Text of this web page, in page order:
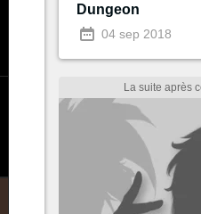
Dungeon
04 sep 2018